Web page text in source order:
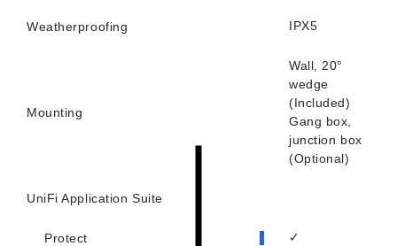
Weatherproofing IPX5
Mounting
Wall, 20°
wedge
(Included)
Gang box,
junction box
(Optional)
UniFi Application Suite
Protect ✓